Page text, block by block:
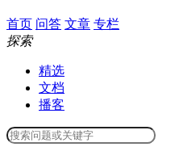
首页 问答 文章 专栏
探索
精选
文档
播客